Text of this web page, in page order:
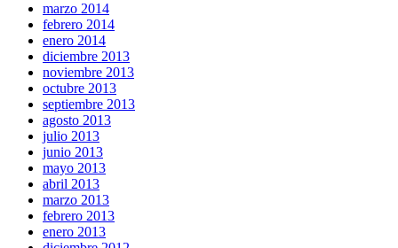
marzo 2014
febrero 2014
enero 2014
diciembre 2013
noviembre 2013
octubre 2013
septiembre 2013
agosto 2013
julio 2013
junio 2013
mayo 2013
abril 2013
marzo 2013
febrero 2013
enero 2013